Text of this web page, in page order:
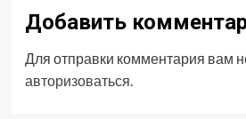
Добавить
Для отправки комментария вам
авторизоваться.